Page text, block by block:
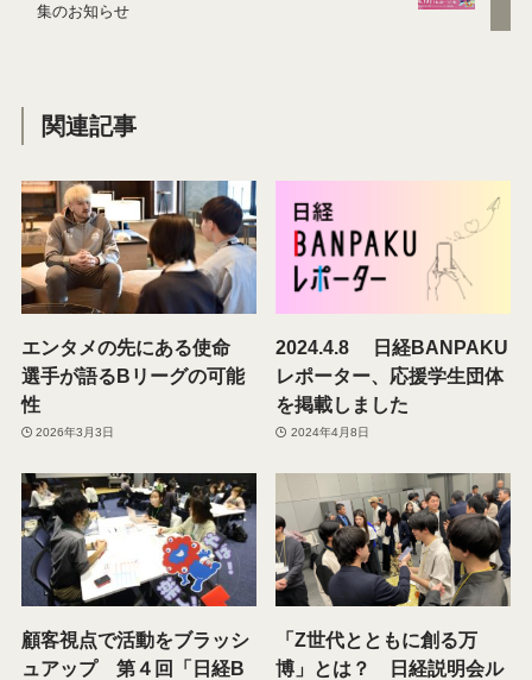
集のお知らせ
関連記事
エンタメの先にある使命
選手が語るBリーグの可能
性
2026年3月3日
2024.4.8 日経BANPAKU
レポーター、応援学生団体
を掲載しました
2024年4月8日
顧客視点で活動をブラッシ
ュアップ 第４回「日経B
「Z世代とともに創る万
博」とは？ 日経説明会ル